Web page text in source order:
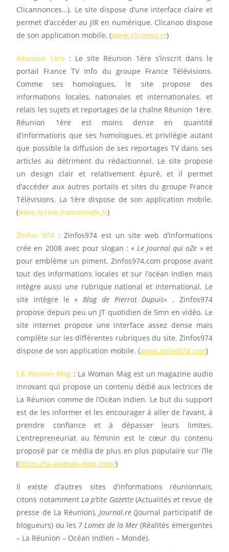
Clicannonces…). Le site dispose d’une interface claire et
permet d’accéder au JIR en numérique. Clicanoo dispose
de son application mobile. (www.clicanoo.re)
Réunion 1ère : Le site Réunion 1ère s’inscrit dans le
portail France TV Info du groupe France Télévisions.
Comme ses homologues, le site propose des
informations locales, nationales et internationales, et
relais les sujets et reportages de la chaîne Réunion 1ère.
Réunion 1ère est moins dense en quantité
d’informations que ses homologues, et privilégie autant
que possible la diffusion de ses reportages TV dans ses
articles au détriment du rédactionnel. Le site propose
un design clair et relativement épuré, et il permet
d’accéder aux autres portails et sites du groupe France
Télévisions. La 1ère dispose de son application mobile.
(www.la1ere.francetvinfo.fr)
Zinfos 974 : Zinfos974 est un site web d’informations
crée en 2008 avec pour slogan : « Le journal qui oZe » et
pour emblème un piment. Zinfos974.com propose avant
tout des informations locales et sur l’océan Indien mais
intègre aussi une rubrique national et international. Le
site intègre le « Blog de Pierrot Dupuis« . Zinfos974
propose depuis peu un JT quotidien de 5mn en vidéo. Le
site internet propose une interface assez dense mais
complète sur les différentes rubriques du site. Zinfos974
dispose de son application mobile. (www.zinfos974.com)
LA Woman Mag : La Woman Mag est un magazine audio
innovant qui propose un contenu dédié auxlectrices de
La Réunion comme de l’Océan Indien. Le but du support
est de les informer et les encourager à aller de l’avant, à
prendre confiance et à dépasser leurs limites.
L’entrepreneuriat au féminin est le cœur du contenu
proposé par ce média de plus en plus populaire sur l’île
(https://la-woman-mag.com/)
Il existe d’autres sites d’informations réunionnais,
citons notamment La p’tite Gazette(Actualités et revue de
presse de La Réunion), Journal.re(Journal participatif de
blogueurs) ou les 7 Lames de la Mer (Réalités émergentes
– La Réunion – Océan Indien – Monde).